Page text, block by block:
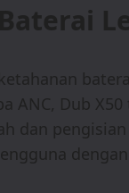
ANC, Dub
dan